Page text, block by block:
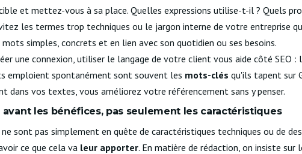
et mettez-vous à sa place. Quelles expressions utilise-t-il ? Quels
les termes trop techniques ou le jargon interne de votre entreprise
simples, concrets et en lien avec son quotidien ou ses besoins.
une connexion, utiliser le langage de votre client vous aide côté SEO :
emploient spontanément sont souvent les mots-clés qu'ils tapent sur
dans vos textes, vous améliorez votre référencement sans y penser.
les bénéfices, pas seulement les caractéristiques
sont pas simplement en quête de caractéristiques techniques ou de
ce que cela va leur apporter. En matière de rédaction, on insiste